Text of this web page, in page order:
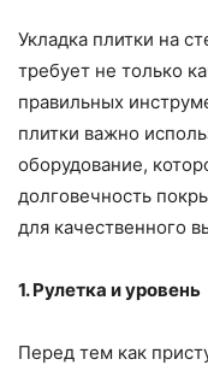
Укладка плитки на
требует не только
правильных
плитки важно
оборудование,
долговечность
для качественного
1. Рулетка и уровень
Перед тем как